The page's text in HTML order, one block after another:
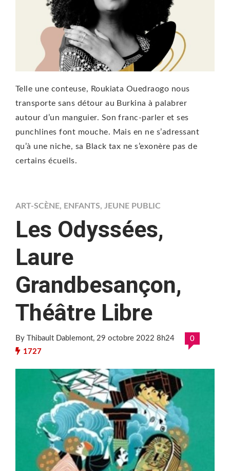
Telle une conteuse, Roukiata Ouedraogo nous
transporte sans détour au Burkina à palabrer
autour d’un manguier. Son franc-parler et ses
punchlines font mouche. Mais en ne s’adressant
qu’à une niche, sa Black tax ne s’exonère pas de
certains écueils.
ART-SCÈNE, ENFANTS, JEUNE PUBLIC
Les Odyssées,
Laure
Grandbesançon,
Théâtre Libre
By Thibault Dablemont, 29 octobre 2022 8h24
0
1727